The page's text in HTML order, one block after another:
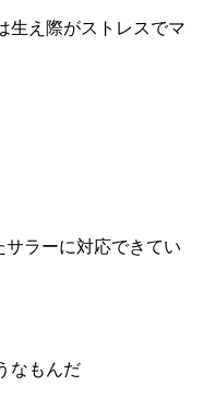
生え際がストレスでマ
ラーに対応できてい
なもんだ